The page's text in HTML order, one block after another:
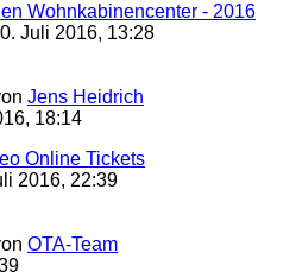
Wohnkabinencenter - 2016
Juli 2016, 13:28
Jens Heidrich
18:14
Online Tickets
2016, 22:39
OTA-Team